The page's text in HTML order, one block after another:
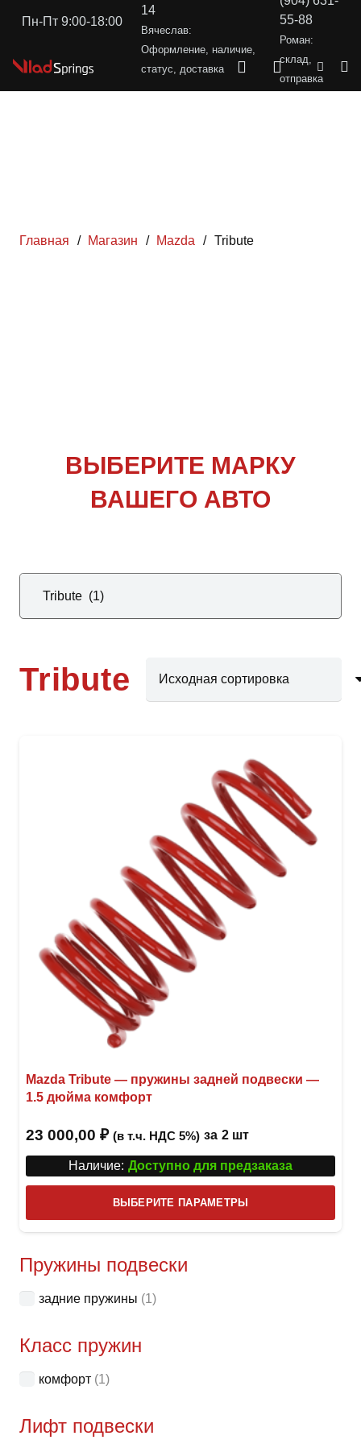
Пн-Пт 9:00-18:00
14
Вячеслав:
Оформление, наличие,
статус, доставка
55-88
Роман:
склад,
отправка
Главная / Магазин / Mazda / Tribute
ВЫБЕРИТЕ МАРКУ
ВАШЕГО АВТО
Tribute
Mazda Tribute — пружины задней подвески —
1.5 дюйма комфорт
23 000,00 ₽ (в т.ч. НДС 5%) за 2 шт
Наличие: Доступно для предзаказа
ВЫБЕРИТЕ ПАРАМЕТРЫ
товар
Пружины подвески
задние пружины (1)
Класс пружин
комфорт (1)
Лифт подвески